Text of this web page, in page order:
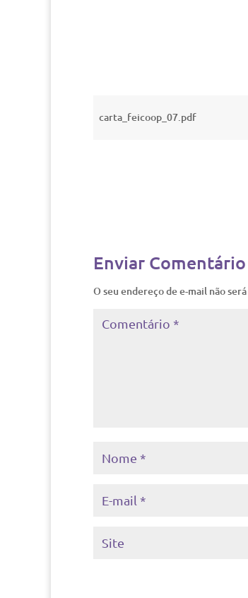
carta_feicoop_07.pdf
Enviar Comentário
O seu endereço de e-mail não